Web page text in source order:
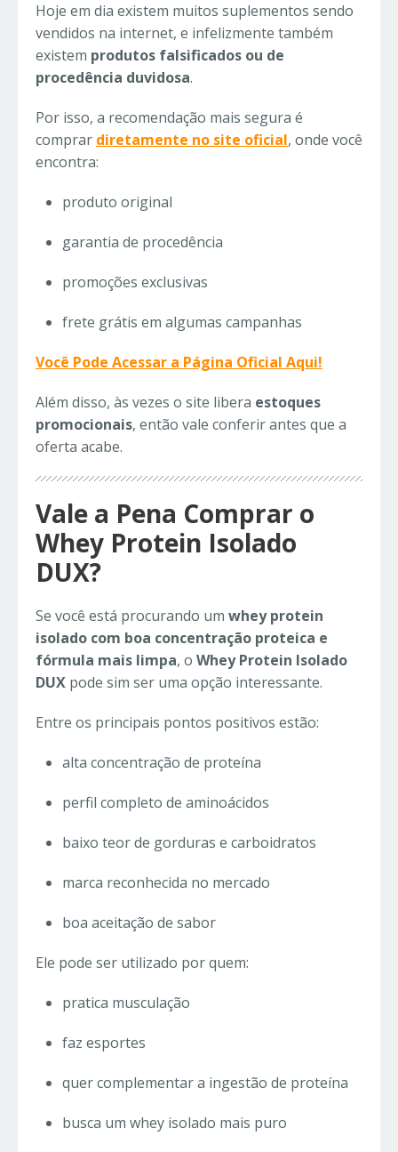
Hoje em dia existem muitos suplementos sendo
vendidos na internet, e infelizmente também
existem produtos falsificados ou de
procedência duvidosa.
Por isso, a recomendação mais segura é
comprar diretamente no site oficial, onde você
encontra:
produto original
garantia de procedência
promoções exclusivas
frete grátis em algumas campanhas
Você Pode Acessar a Página Oficial Aqui!
Além disso, às vezes o site libera estoques
promocionais, então vale conferir antes que a
oferta acabe.
Vale a Pena Comprar o
Whey Protein Isolado
DUX?
Se você está procurando um whey protein
isolado com boa concentração proteica e
fórmula mais limpa, o Whey Protein Isolado
DUX pode sim ser uma opção interessante.
Entre os principais pontos positivos estão:
alta concentração de proteína
perfil completo de aminoácidos
baixo teor de gorduras e carboidratos
marca reconhecida no mercado
boa aceitação de sabor
Ele pode ser utilizado por quem:
pratica musculação
faz esportes
quer complementar a ingestão de proteína
busca um whey isolado mais puro